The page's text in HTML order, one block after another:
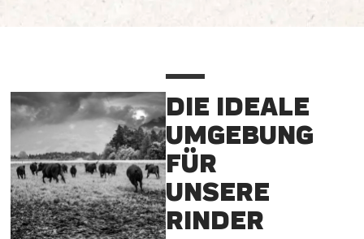
DIE IDEALE
UMGEBUNG
FÜR
UNSERE
RINDER